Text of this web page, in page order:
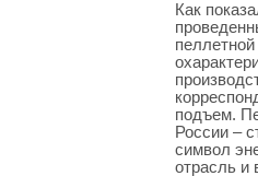
Как
подъем.
России –
символ
отрасль и